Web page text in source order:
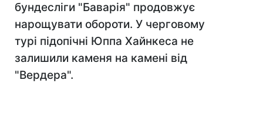
бундесліги "Баварія" продовжує
нарощувати обороти. У черговому
турі підопічні Юппа Хайнкеса не
залишили каменя на камені від
"Вердера".